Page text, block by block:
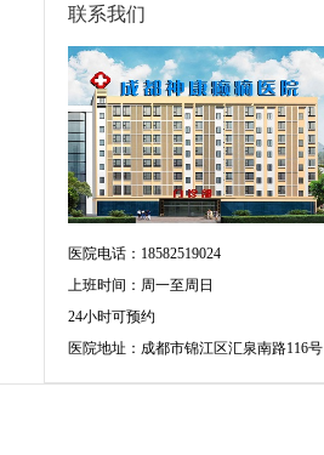
联系我们
医院电话：18582519024
上班时间：周一至周日
24小时可预约
医院地址：成都市锦江区汇泉南路116号